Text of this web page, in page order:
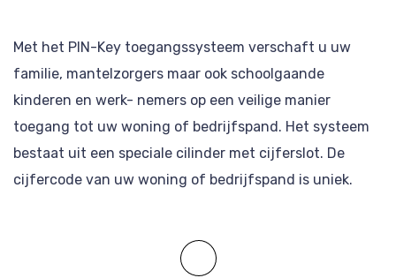
Met het PIN-Key toegangssysteem verschaft u uw
familie, mantelzorgers maar ook schoolgaande
kinderen en werk- nemers op een veilige manier
toegang tot uw woning of bedrijfspand. Het systeem
bestaat uit een speciale cilinder met cijferslot. De
cijfercode van uw woning of bedrijfspand is uniek.